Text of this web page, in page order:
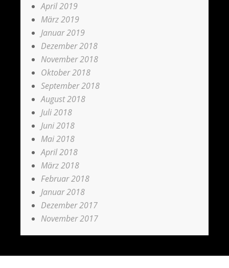
April 2019
März 2019
Januar 2019
Dezember 2018
November 2018
Oktober 2018
September 2018
August 2018
Juli 2018
Juni 2018
Mai 2018
April 2018
März 2018
Februar 2018
Januar 2018
Dezember 2017
November 2017